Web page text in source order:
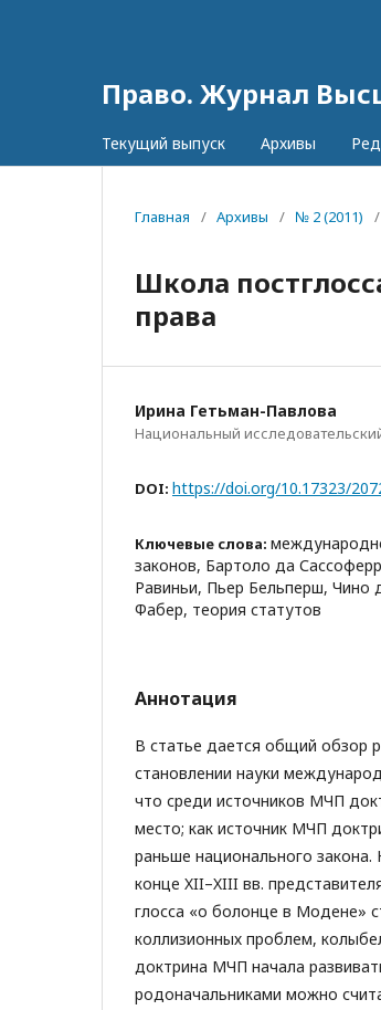
Право. Журнал
Текущий выпуск Архивы
Главная / Архивы / № 2 (2011) /
Школа
права
Ирина Гетьман-Павлова
Национальный
DOI: https://doi.org/10.17323/
Ключевые слова:
законов, Бартоло да
Равиньи, Пьер Бельперш,
Фабер, теория статутов
Аннотация
В статье дается общий обзор
становлении науки
что среди источников МЧП
место; как источник МЧП
раньше национального
конце XII–XIII вв.
глосса «о болонце в Модене»
коллизионных проблем,
доктрина МЧП начала
родоначальниками можно